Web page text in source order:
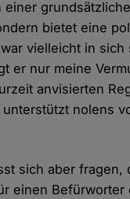
einer
bietet eine
vielleicht in sich
er nur meine
anvisierten
nolens
sich aber fragen,
einen Befürworter